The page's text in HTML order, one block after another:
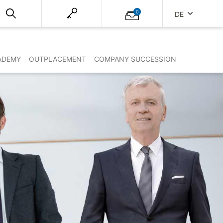
0 DE
OUTPLACEMENT COMPANY SUCCESSION